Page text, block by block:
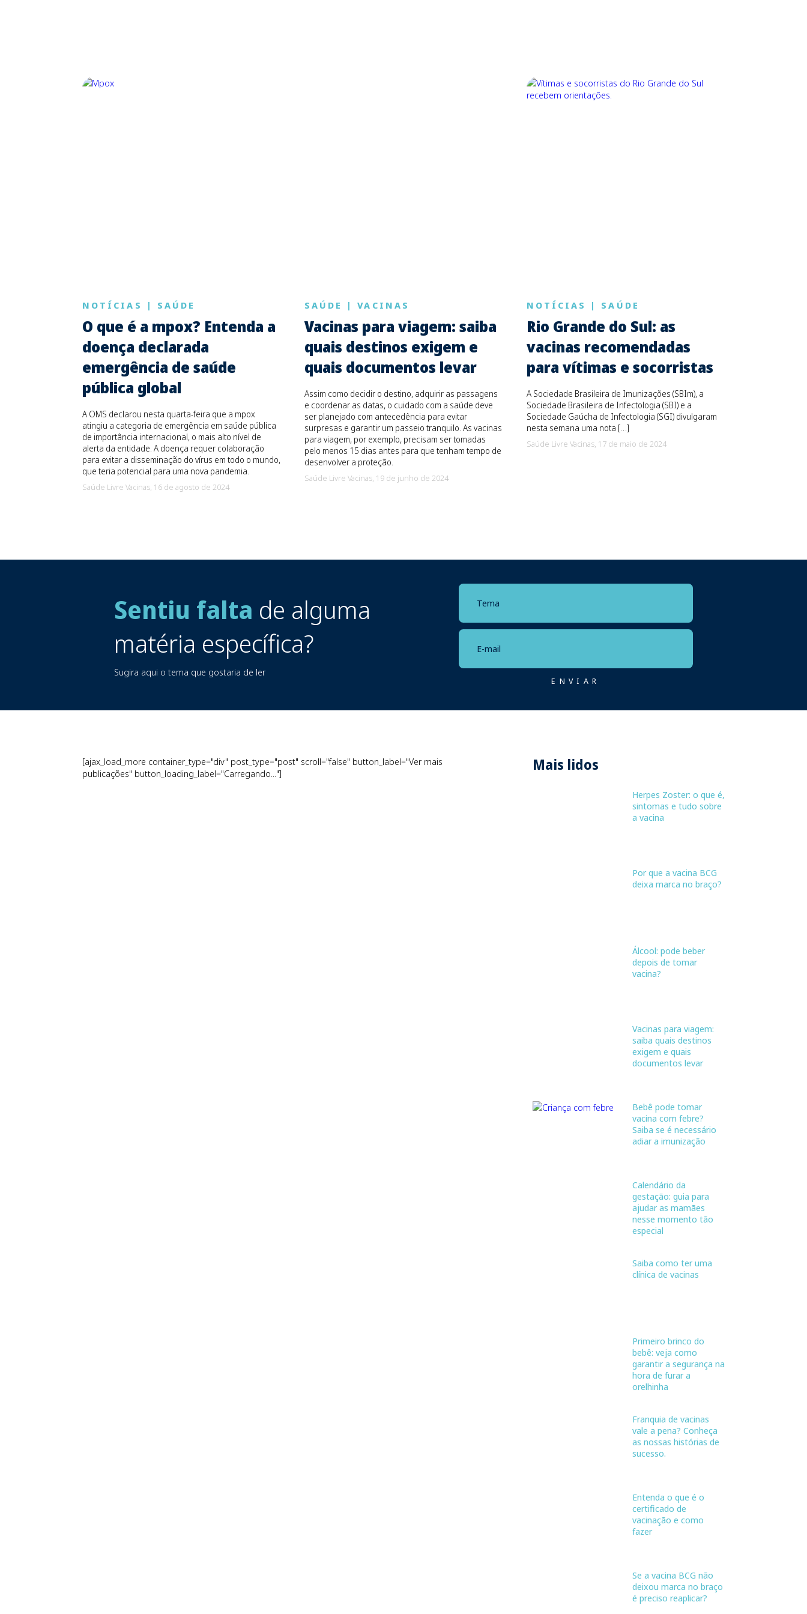
NOTÍCIAS | SAÚDE
O que é a mpox? Entenda a
doença declarada
emergência de saúde
pública global
A OMS declarou nesta quarta-feira que a mpox
atingiu a categoria de emergência em saúde pública
de importância internacional, o mais alto nível de
alerta da entidade. A doença requer colaboração
para evitar a disseminação do vírus em todo o mundo,
que teria potencial para uma nova pandemia.
Saúde Livre Vacinas, 16 de agosto de 2024
SAÚDE |VACINAS
Vacinas para viagem: saiba
quais destinos exigem e
quais documentos levar
Assim como decidir o destino, adquirir as passagens
e coordenar as datas, o cuidado com a saúde deve
ser planejado com antecedência para evitar
surpresas e garantir um passeio tranquilo. As vacinas
para viagem, por exemplo, precisam ser tomadas
pelo menos 15 dias antes para que tenham tempo de
desenvolver a proteção.
Saúde Livre Vacinas, 19 de junho de 2024
NOTÍCIAS | SAÚDE
Rio Grande do Sul: as
vacinas recomendadas
para vítimas e socorristas
A Sociedade Brasileira de Imunizações (SBIm), a
Sociedade Brasileira de Infectologia (SBI) e a
Sociedade Gaúcha de Infectologia (SGI) divulgaram
nesta semana uma nota […]
Saúde Livre Vacinas, 17 de maio de 2024
Sentiu falta de alguma
matéria específica?
Sugira aqui o tema que gostaria de ler
[ajax_load_more container_type="div" post_type="post" scroll="false" button_label="Ver mais
publicações" button_loading_label="Carregando..."]
Mais lidos
Herpes Zoster: o que é,
sintomas e tudo sobre
a vacina
Por que a vacina BCG
deixa marca no braço?
Álcool: pode beber
depois de tomar
vacina?
Vacinas para viagem:
saiba quais destinos
exigem e quais
documentos levar
Bebê pode tomar
vacina com febre?
Saiba se é necessário
adiar a imunização
Calendário da
gestação: guia para
ajudar as mamães
nesse momento tão
especial
Saiba como ter uma
clínica de vacinas
Primeiro brinco do
bebê: veja como
garantir a segurança na
hora de furar a
orelhinha
Franquia de vacinas
vale a pena? Conheça
as nossas histórias de
sucesso.
Entenda o que é o
certificado de
vacinação e como
fazer
Se a vacina BCG não
deixou marca no braço
é preciso reaplicar?